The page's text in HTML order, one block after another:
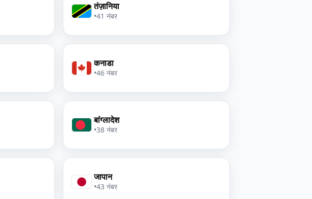
तंज़ानिया
•41 नंबर
कनाडा
•46 नंबर
बांग्लादेश
•38 नंबर
जापान
•43 नंबर